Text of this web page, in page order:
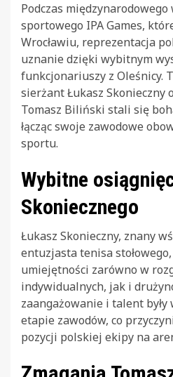
Podczas
sportowego IPA Games,
Wrocławiu, reprezentacja
uznanie dzięki wybitnym
funkcjonariuszy z Oleśnicy.
sierżant Łukasz Skonieczny
Tomasz Biliński stali się
łącząc swoje zawodowe
sportu.
Wybitne
Skoniecznego
Łukasz Skonieczny, znany
entuzjasta tenisa
umiejętności zarówno w
indywidualnych, jak i
zaangażowanie i talent były
etapie zawodów, co
pozycji polskiej ekipy na